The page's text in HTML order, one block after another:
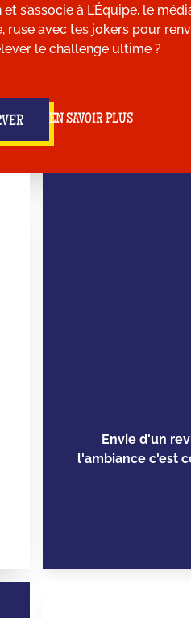
s’associe à L’Équipe, le
ruse avec tes jokers pour
le challenge ultime ?
EN SAVOIR PLUS
Envie d'un
l'ambiance c'est